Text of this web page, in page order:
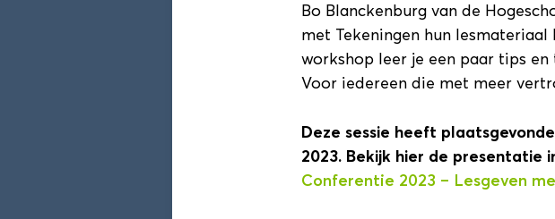
Duurzaamheid! Een competentie? (Zaal
Edzard Geertsema (Hanze)
Quantum awareness training (Zaal 1.52)
Bo Blanckenburg van de
met Tekeningen hun
workshop leer je een paar tips
Voor iedereen die met meer
Deze sessie heeft
2023. Bekijk hier de presentatie
Conferentie 2023 – Lesgeven